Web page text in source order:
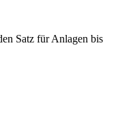
Satz für Anlagen bis